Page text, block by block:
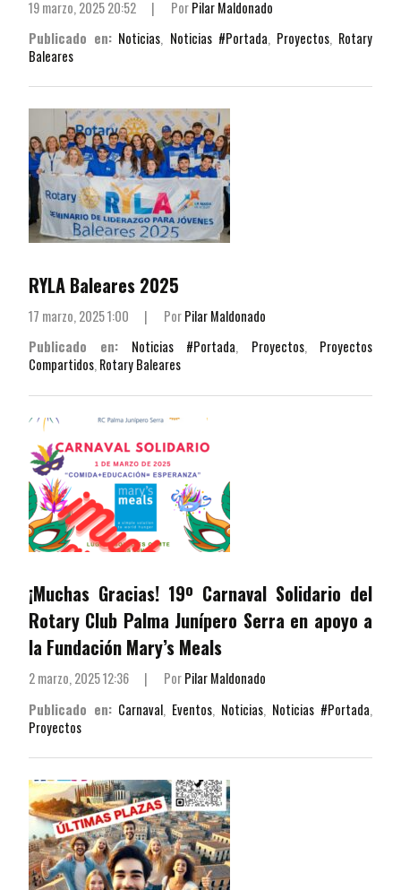
19 marzo, 2025 20:52 | PorPilar Maldonado
Publicado en: Noticias, Noticias #Portada, Proyectos, Rotary
Baleares
RYLA Baleares 2025
17 marzo, 2025 1:00 | PorPilar Maldonado
Publicado en:
Noticias #Portada, Proyectos, Proyectos
Compartidos,Rotary Baleares
¡Muchas Gracias! 19º Carnaval Solidario del
Rotary Club Palma Junípero Serra en apoyo a
la Fundación Mary’s Meals
2 marzo, 2025 12:36 | PorPilar Maldonado
Publicado en: Carnaval, Eventos, Noticias, Noticias #Portada,
Proyectos